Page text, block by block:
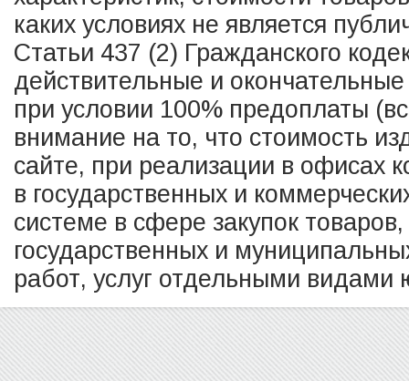
каких условиях не является
Статьи 437 (2) Гражданского
действительные и
при условии 100% предоплаты
внимание на то, что стоимость
сайте, при реализации в офисах
в государственных и
системе в сфере закупок
государственных и
работ, услуг отдельными видами